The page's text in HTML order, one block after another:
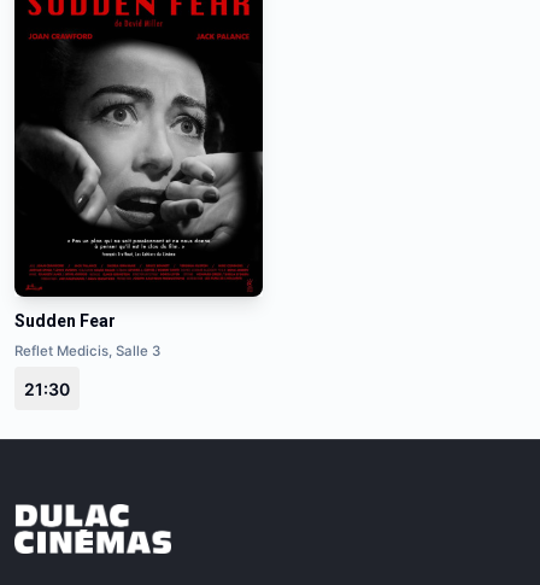
Sudden Fear
Reflet Medicis, Salle 3
21:30